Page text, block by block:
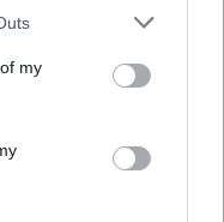
my
netoli Lenkijos